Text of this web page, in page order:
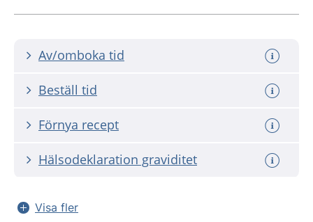
Av/omboka tid
Beställ tid
Förnya recept
Hälsodeklaration graviditet
Visa fler